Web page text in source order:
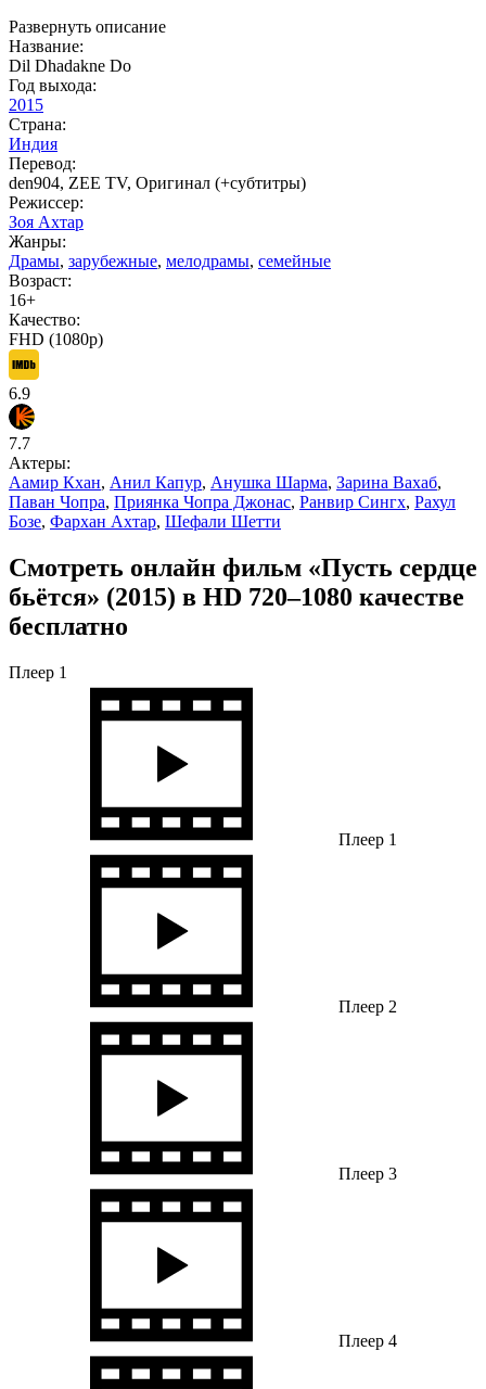
Развернуть описание
Название:
Dil Dhadakne Do
Год выхода:
2015
Страна:
Индия
Перевод:
den904, ZEE TV, Оригинал (+субтитры)
Режиссер:
Зоя Ахтар
Жанры:
Драмы, зарубежные, мелодрамы, семейные
Возраст:
16+
Качество:
FHD (1080p)
6.9
7.7
Актеры:
Аамир Кхан, Анил Капур, Анушка Шарма, Зарина Вахаб,
Паван Чопра, Приянка Чопра Джонас, Ранвир Сингх, Рахул
Бозе, Фархан Ахтар, Шефали Шетти
Смотреть онлайн фильм «Пусть сердце
бьётся» (2015) в HD 720–1080 качестве
бесплатно
Плеер 1
Плеер 1
Плеер 2
Плеер 3
Плеер 4